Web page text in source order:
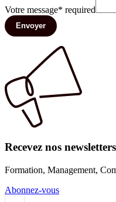
Votre message* required
Envoyer
Recevez nos newsletters
Formation, Management,
Abonnez-vous